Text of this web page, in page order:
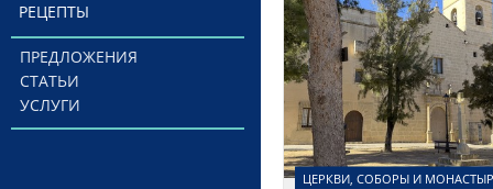
РЕЦЕПТЫ
ПРЕДЛОЖЕНИЯ
СТАТЬИ
УСЛУГИ
ЦЕРКВИ, СОБОРЫ И